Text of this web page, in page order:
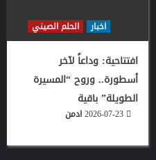
اخبار الحلم الصيني
افتتاحية: وداعاً لآخر
أسطورة.. وروح “المسيرة
الطويلة” باقية
ادمن